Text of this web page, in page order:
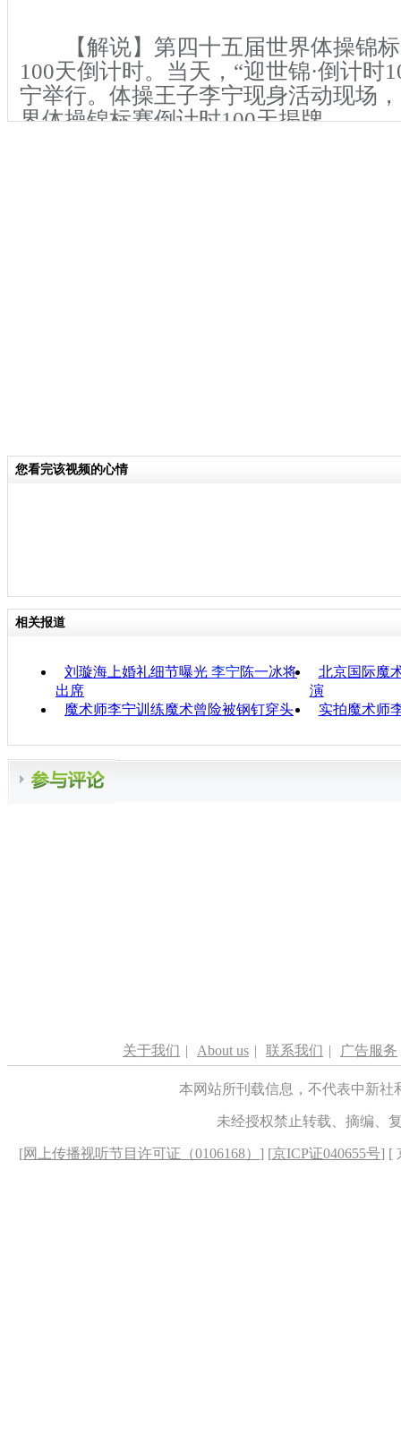
【解说】第四十五届世界体操锦标
100天倒计时。当天，“迎世锦·倒计时
宁举行。体操王子李宁现身活动现场
界体操锦标赛倒计时100天揭牌。
您看完该视频的心情
相关报道
刘璇海上婚礼细节曝光 李宁陈一冰将
出席
北京国际魔
演
魔术师李宁训练魔术曾险被钢钉穿头
实拍魔术师
关于我们 | About us | 联系我们 | 广告服务
本网站所刊载信息，不代表中新
未经授权禁止转载、摘编、
[网上传播视听节目许可证（0106168） ] [京ICP证040655号] [